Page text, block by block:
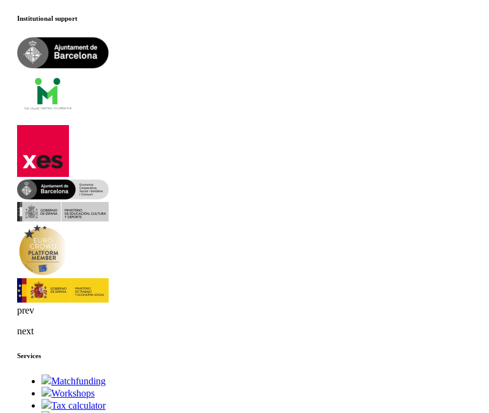
Institutional support
prev
next
Services
Matchfunding
Workshops
Tax calculator